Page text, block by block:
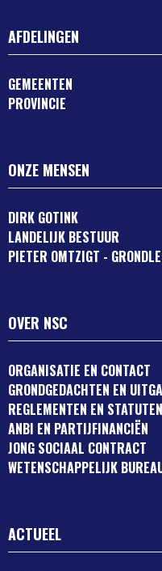
AFDELINGEN
GEMEENTEN
PROVINCIE
ONZE MENSEN
DIRK GOTINK
LANDELIJK BESTUUR
PIETER OMTZIGT -
OVER NSC
ORGANISATIE EN CONTACT
GRONDGEDACHTEN EN
REGLEMENTEN EN STATUTEN
ANBI EN PARTIJFINANCIËN
JONG SOCIAAL CONTRACT
WETENSCHAPPELIJK
ACTUEEL